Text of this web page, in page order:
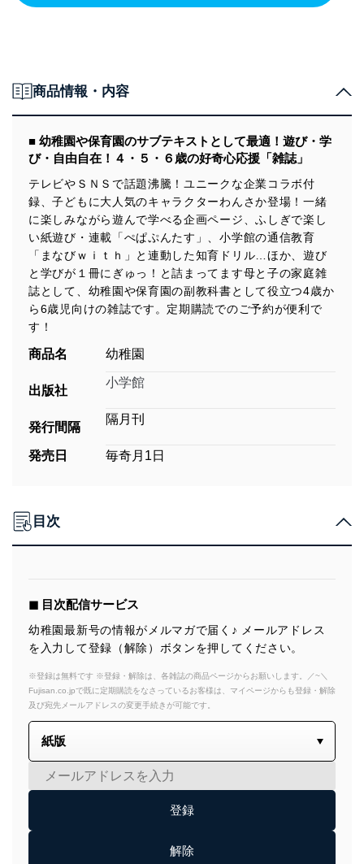
商品情報・内容
■ 幼稚園や保育園のサブテキストとして最適！遊び・学
び・自由自在！４・５・６歳の好奇心応援「雑誌」
テレビやＳＮＳで話題沸騰！ユニークな企業コラボ付
録、子どもに大人気のキャラクターわんさか登場！一緒
に楽しみながら遊んで学べる企画ページ、ふしぎで楽し
い紙遊び・連載「ぺぱぷんたす」、小学館の通信教育
「まなびｗｉｔｈ」と連動した知育ドリル…ほか、遊び
と学びが１冊にぎゅっ！と詰まってます母と子の家庭雑
誌として、幼稚園や保育園の副教科書として役立つ4歳か
ら6歳児向けの雑誌です。定期購読でのご予約が便利で
す！
商品名 幼稚園
出版社
小学館
発行間隔
隔月刊
発売日 毎奇月1日
目次
◼︎ 目次配信サービス
幼稚園最新号の情報がメルマガで届く♪ メールアドレス
を入力して登録（解除）ボタンを押してください。
※登録は無料です ※登録・解除は、各雑誌の商品ページからお願いします。／~＼
Fujisan.co.jpで既に定期購読をなさっているお客様は、マイページからも登録・解除
及び宛先メールアドレスの変更手続きが可能です。